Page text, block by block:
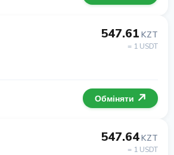
547.61 KZT
= 1 USDT
Обміняти
547.64KZT
= 1 USDT